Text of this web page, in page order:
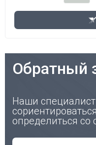
Обратный
Наши
определиться со